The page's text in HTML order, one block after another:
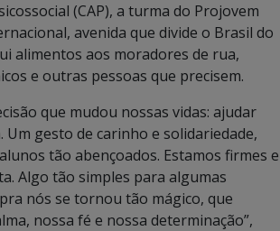
(CAP), a turma do Projovem
avenida que divide o Brasil do
alimentos aos moradores de rua,
e outras pessoas que precisem.
que mudou nossas vidas: ajudar
Um gesto de carinho e solidariedade,
tão abençoados. Estamos firmes e
Algo tão simples para algumas
nós se tornou tão mágico, que
nossa fé e nossa determinação”,